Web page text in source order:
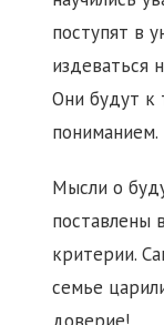
поступят в
издеваться
Они будут к
пониманием.
Мысли о
поставлены
критерии.
семье